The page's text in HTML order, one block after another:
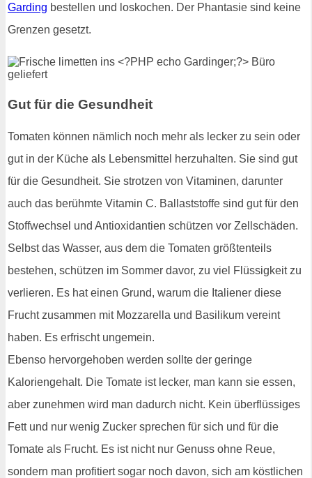
Garding bestellen und loskochen. Der Phantasie sind keine
Grenzen gesetzt.
Gut für die Gesundheit
Tomaten können nämlich noch mehr als lecker zu sein oder
gut in der Küche als Lebensmittel herzuhalten. Sie sind gut
für die Gesundheit. Sie strotzen von Vitaminen, darunter
auch das berühmte Vitamin C. Ballaststoffe sind gut für den
Stoffwechsel und Antioxidantien schützen vor Zellschäden.
Selbst das Wasser, aus dem die Tomaten größtenteils
bestehen, schützen im Sommer davor, zu viel Flüssigkeit zu
verlieren. Es hat einen Grund, warum die Italiener diese
Frucht zusammen mit Mozzarella und Basilikum vereint
haben. Es erfrischt ungemein.
Ebenso hervorgehoben werden sollte der geringe
Kaloriengehalt. Die Tomate ist lecker, man kann sie essen,
aber zunehmen wird man dadurch nicht. Kein überflüssiges
Fett und nur wenig Zucker sprechen für sich und für die
Tomate als Frucht. Es ist nicht nur Genuss ohne Reue,
sondern man profitiert sogar noch davon, sich am köstlichen